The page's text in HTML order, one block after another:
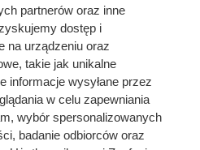
partnerów oraz inne
dostęp i
na urządzeniu oraz
takie jak unikalne
informacje wysyłane przez
w celu zapewniania
wybór spersonalizowanych
badanie odbiorców oraz